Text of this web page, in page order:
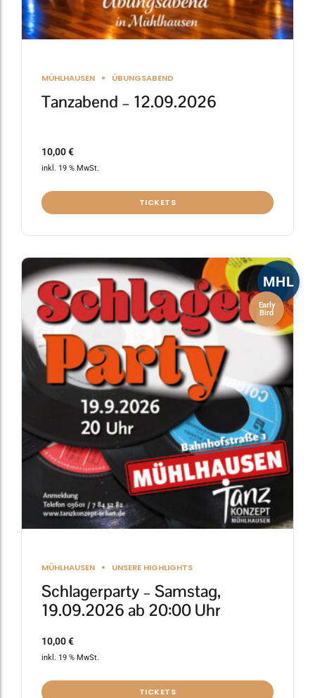
MÜHLHAUSEN ÜBUNGSABEND
Tanzabend – 12.09.2026
10,00€
inkl. 19 % MwSt.
TICKETS
MHL
Early
Bird
MÜHLHAUSEN UNSERE HIGHLIGHTS
Schlagerparty – Samstag,
19.09.2026 ab 20:00 Uhr
10,00€
inkl. 19 % MwSt.
TICKETS